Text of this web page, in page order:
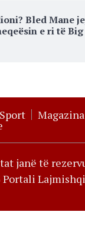
Bled Mane
e ri të
Sport Magazina
janë të
Portali